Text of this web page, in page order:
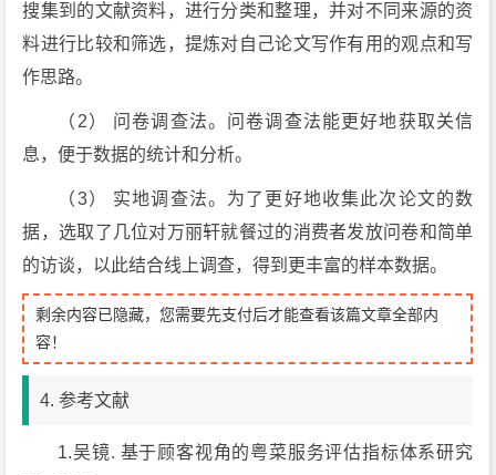
搜集到的文献资料，进行分类和整理，并对不同来源的资
料进行比较和筛选，提炼对自己论文写作有用的观点和写
作思路。
（2） 问卷调查法。问卷调查法能更好地获取关信
息，便于数据的统计和分析。
（3） 实地调查法。为了更好地收集此次论文的数
据，选取了几位对万丽轩就餐过的消费者发放问卷和简单
的访谈，以此结合线上调查，得到更丰富的样本数据。
剩余内容已隐藏，您需要先支付后才能查看该篇文章全部内
容！
4. 参考文献
1.吴镜. 基于顾客视角的粤菜服务评估指标体系研究